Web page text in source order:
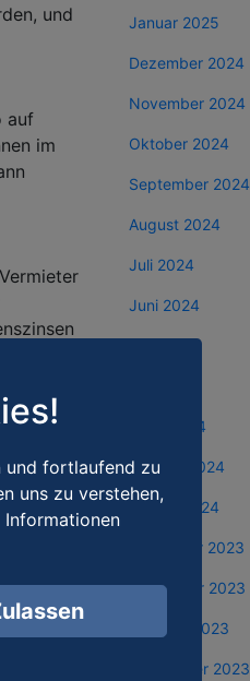
und
auf
im
und
hoch
die
kennt
Januar 2025
Dezember 2024
November 2024
Oktober 2024
September 2024
August 2024
Juli 2024
Juni 2024
März 2024
Februar 2024
Januar 2024
Dezember 2023
November 2023
Oktober 2023
September 2023
und fortlaufend zu
uns zu verstehen,
Informationen